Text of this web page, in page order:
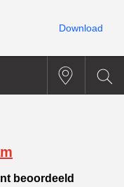
beoordeeld
Download